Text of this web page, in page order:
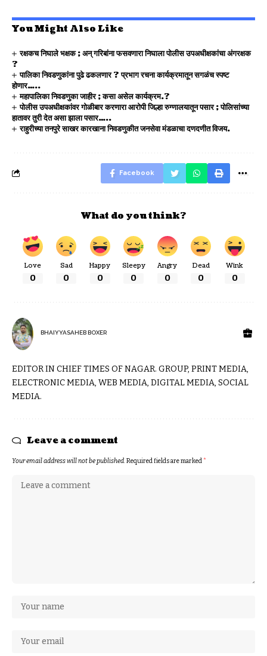
You Might Also Like
रक्षकच निघाले भक्षक ; अन् गरिबांना फसवणारा निघाला पोलीस उपअधीक्षकांचा अंगरक्षक
?
पालिका निवडणुकांना पुढे ढकलणार ? प्रभाग रचना कार्यक्रमातून सगळंच स्पष्ट
होणार…..
महापालिका निवडणुका जाहीर ; कसा असेल कार्यक्रम.?
पोलीस उपअधीक्षकांवर गोळीबार करणारा आरोपी जिल्हा रुग्णालयातून पसार ; पोलिसांच्या
हातावर तुरी देत असा झाला पसार…..
राहुरीच्या तनपुरे साखर कारखाना निवडणुकीत जनसेवा मंडळाचा दणदणीत विजय.
Facebook
What do you think?
Love
0
Sad
0
Happy
0
Sleepy
0
Angry
0
Dead
0
Wink
0
BHAIYYASAHEB BOXER
EDITOR IN CHIEF TIMES OF NAGAR. GROUP, PRINT MEDIA,
ELECTRONIC MEDIA, WEB MEDIA, DIGITAL MEDIA, SOCIAL
MEDIA.
Leave a comment
Your email address will not be published.Required fields are marked*